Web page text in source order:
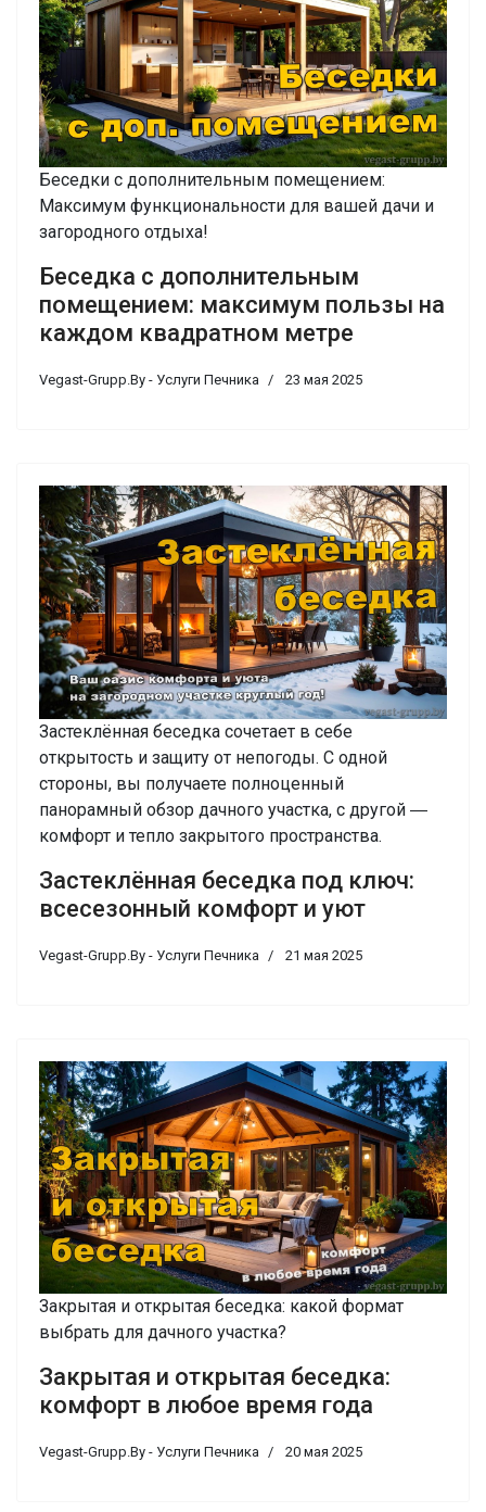
Беседки с дополнительным помещением:
Максимум функциональности для вашей дачи и
загородного отдыха!
Беседка с дополнительным
помещением: максимум пользы на
каждом квадратном метре
Vegast-Grupp.By - Услуги Печника 23 мая 2025
Застеклённая беседка сочетает в себе
открытость и защиту от непогоды. С одной
стороны, вы получаете полноценный
панорамный обзор дачного участка, с другой ―
комфорт и тепло закрытого пространства.
Застеклённая беседка под ключ:
всесезонный комфорт и уют
Vegast-Grupp.By - Услуги Печника 21 мая 2025
Закрытая и открытая беседка: какой формат
выбрать для дачного участка?
Закрытая и открытая беседка:
комфорт в любое время года
Vegast-Grupp.By - Услуги Печника 20 мая 2025